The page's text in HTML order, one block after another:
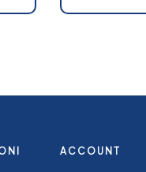
ACCOUNT